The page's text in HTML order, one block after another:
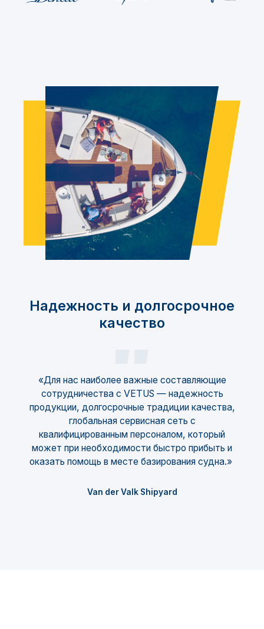
Надежность и долгосрочное
качество
«Для нас наиболее важные составляющие
сотрудничества с VETUS — надежность
продукции, долгосрочные традиции качества,
глобальная сервисная сеть с
квалифицированным персоналом, который
может при необходимости быстро прибыть и
оказать помощь в месте базирования судна.»
Van der Valk Shipyard